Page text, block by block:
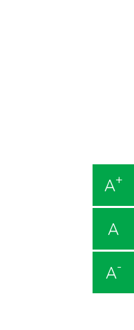
A+
A
A-